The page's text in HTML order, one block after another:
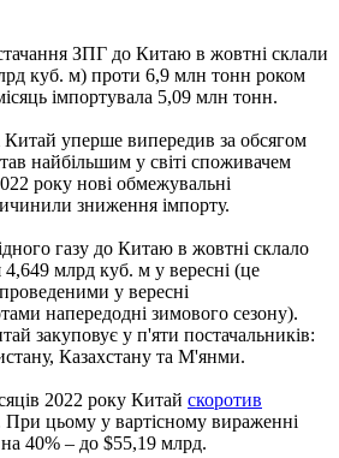
ЗПГ до Китаю в жовтні склали
куб. м) проти 6,9 млн тонн роком
імпортувала 5,09 млн тонн.
уперше випередив за обсягом
найбільшим у світі споживачем
року нові обмежувальні
зниження імпорту.
газу до Китаю в жовтні склало
млрд куб. м у вересні (це
у вересні
напередодні зимового сезону).
закуповує у п'яти постачальників:
Казахстану та М'янми.
2022 року Китай скоротив
При цьому у вартісному вираженні
40% – до $55,19 млрд.